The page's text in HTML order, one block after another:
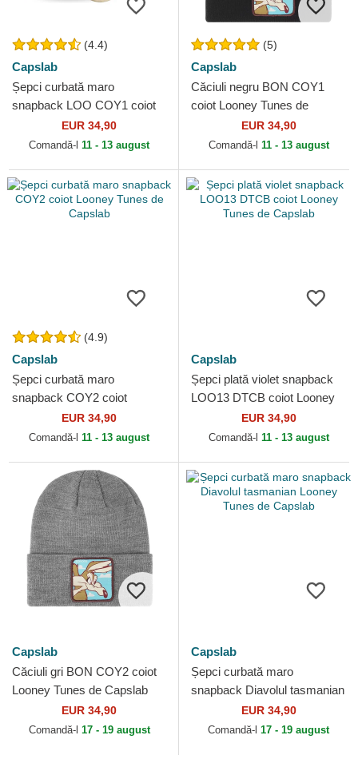
(4.4)
Capslab
Șepci curbată maro
snapback LOO COY1 coiot
Looney Tunes de Capslab
EUR 34,90
Comandă-l 11 - 13 august
(5)
Capslab
Căciuli negru BON COY1
coiot Looney Tunes de
EUR 34,90
Comandă-l 11 - 13 august
(4.9)
Capslab
Șepci curbată maro
snapback COY2 coiot
Looney Tunes de Capslab
EUR 34,90
Comandă-l 11 - 13 august
Capslab
Șepci plată violet snapback
LOO13 DTCB coiot Looney
Tunes de Capslab
EUR 34,90
Comandă-l 11 - 13 august
Capslab
Căciuli gri BON COY2 coiot
Looney Tunes de Capslab
EUR 34,90
Comandă-l 17 - 19 august
Capslab
Șepci curbată maro
snapback Diavolul tasmanian
Looney Tunes de Capslab
EUR 34,90
Comandă-l 17 - 19 august